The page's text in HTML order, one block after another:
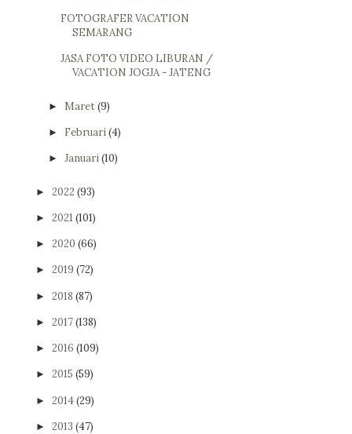
FOTOGRAFER VACATION
SEMARANG
JASA FOTO VIDEO LIBURAN /
VACATION JOGJA - JATENG
► Maret(9)
► Februari(4)
► Januari(10)
► 2022 (93)
► 2021 (101)
► 2020 (66)
► 2019 (72)
► 2018 (87)
► 2017(138)
► 2016 (109)
► 2015 (59)
► 2014(29)
► 2013 (47)